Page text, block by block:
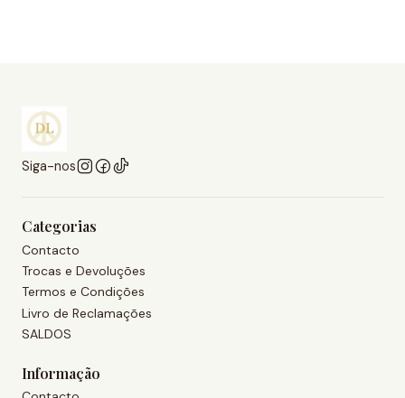
Siga-nos
Categorias
Contacto
Trocas e Devoluções
Termos e Condições
Livro de Reclamações
SALDOS
Informação